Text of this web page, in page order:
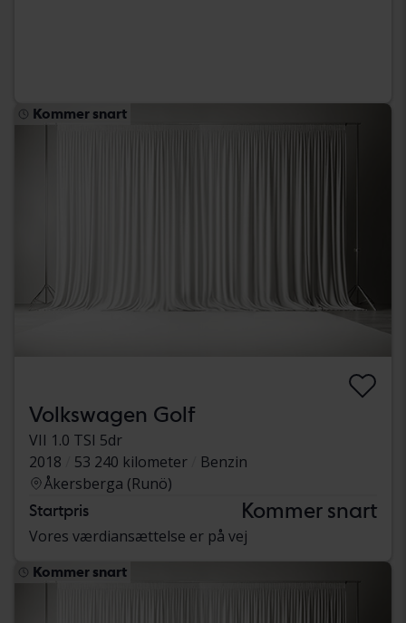
Kommer snart
Volkswagen Golf
VII 1.0 TSI 5dr
2018
53 240 kilometer
Benzin
Åkersberga (Runö)
Startpris Kommer snart
Vores værdiansættelse er på vej
Kommer snart